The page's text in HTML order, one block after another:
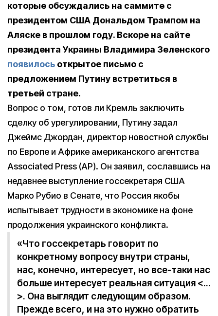
которые обсуждались на саммите с
президентом США Дональдом Трампом на
Аляске в прошлом году. Вскоре на сайте
президента Украины Владимира Зеленского
появилось открытое письмо с
предложением Путину встретиться в
третьей стране.
Вопрос о том, готов ли Кремль заключить
сделку об урегулировании, Путину задал
Джеймс Джордан, директор новостной службы
по Европе и Африке американского агентства
Associated Press (AP). Он заявил, сославшись на
недавнее выступление госсекретаря США
Марко Рубио в Сенате, что Россия якобы
испытывает трудности в экономике на фоне
продолжения украинского конфликта.
«Что госсекретарь говорит по
конкретному вопросу внутри страны,
нас, конечно, интересует, но все-таки нас
больше интересует реальная ситуация <…
>. Она выглядит следующим образом.
Прежде всего, и на это нужно обратить